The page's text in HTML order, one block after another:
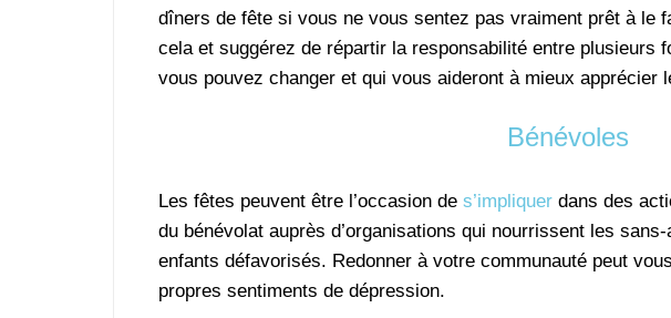
dîners de fête si vous ne vous sentez pas vraiment prêt à le
cela et suggérez de répartir la responsabilité entre plusieurs
vous pouvez changer et qui vous aideront à mieux apprécier
Bénévoles
Les fêtes peuvent être l’occasion de s’impliquer dans des
du bénévolat auprès d’organisations qui nourrissent les
enfants défavorisés. Redonner à votre communauté peut
propres sentiments de dépression.